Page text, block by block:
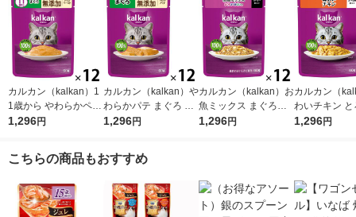
カルカン（kalkan）1
1歳から やわらかペー
スト まぐろ 着色料・
ェット
1,296円
カルカン（kalkan）や
わらかパテ まぐろ 着
色料・発色剤 無添加
ウェット
1,296円
カルカン（kalkan）お
魚ミックス まぐろ・
かつお・たい入り ゼ
1,296円
カルカン（
わいチキン と
立て 60g 12
1,296円
こちらの商品もおすすめ